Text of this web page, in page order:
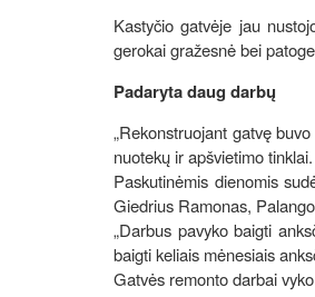
Kastyčio gatvėje jau
gerokai gražesnė bei
Padaryta daug darbų
„Rekonstruojant gatvę
nuotekų ir apšvietimo
Paskutinėmis dienomis
Giedrius Ramonas,
„Darbus pavyko baigti
baigti keliais mėnesiais
Gatvės remonto darbai